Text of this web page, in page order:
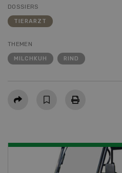
DOSSIERS
TIERARZT
THEMEN
MILCHKUH RIND
Teilen